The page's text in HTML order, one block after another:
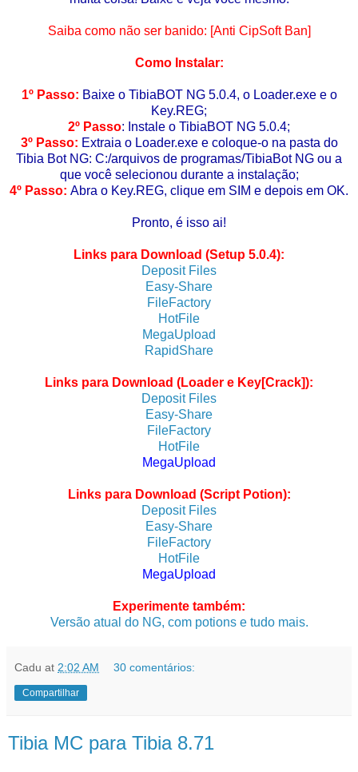
Saiba como não ser banido: [Anti CipSoft Ban]
Como Instalar:
1º Passo: Baixe o TibiaBOT NG 5.0.4, o Loader.exee o
Key.REG;
2º Passo: Instale o TibiaBOT NG 5.0.4;
3º Passo: Extraia o Loader.exe e coloque-o na pasta do
Tibia Bot NG: C:/arquivos de programas/TibiaBot NG ou a
que você selecionou durante a instalação;
4º Passo: Abra o Key.REG, clique em SIM e depois em OK.
Pronto, é isso ai!
Links para Download (Setup 5.0.4):
Deposit Files
Easy-Share
FileFactory
HotFile
MegaUpload
RapidShare
Links para Download (Loader e Key[Crack]):
Deposit Files
Easy-Share
FileFactory
HotFile
MegaUpload
Links para Download (Script Potion):
Deposit Files
Easy-Share
FileFactory
HotFile
MegaUpload
Experimente também:
Versão atual do NG, com potions e tudo mais.
Cadu at 2:02 AM 30 comentários:
Compartilhar
Tibia MC para Tibia 8.71